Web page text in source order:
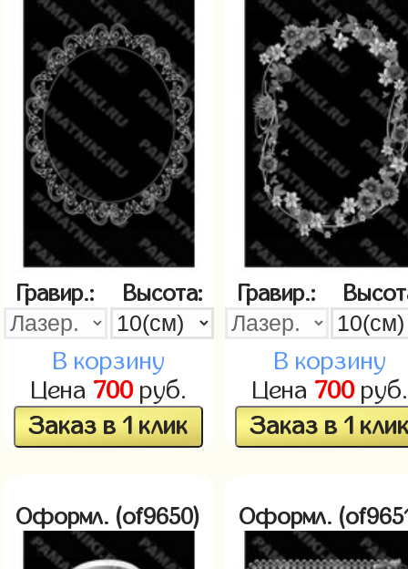
Гравир.: Высота:
В корзину
Цена 700руб.
Заказ в 1 клик
Гравир.:
В корзину
Цена 700руб.
Заказ в 1
Оформл. (of9650) Оформл.